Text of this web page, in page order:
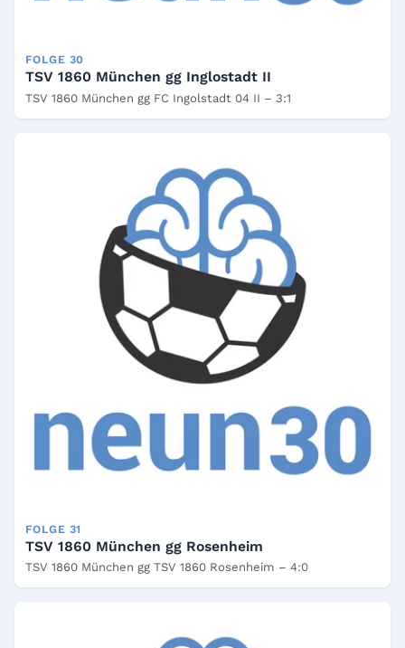
FOLGE 30
TSV 1860 München gg Inglostadt II
TSV 1860 München gg FC Ingolstadt 04 II – 3:1
FOLGE 31
TSV 1860 München gg Rosenheim
TSV 1860 München gg TSV 1860 Rosenheim – 4:0